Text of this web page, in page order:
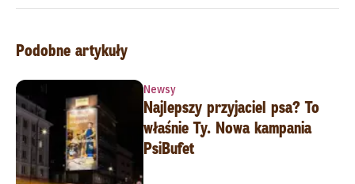
Podobne artykuły
Newsy
Najlepszy przyjaciel psa? To
właśnie Ty. Nowa kampania
PsiBufet